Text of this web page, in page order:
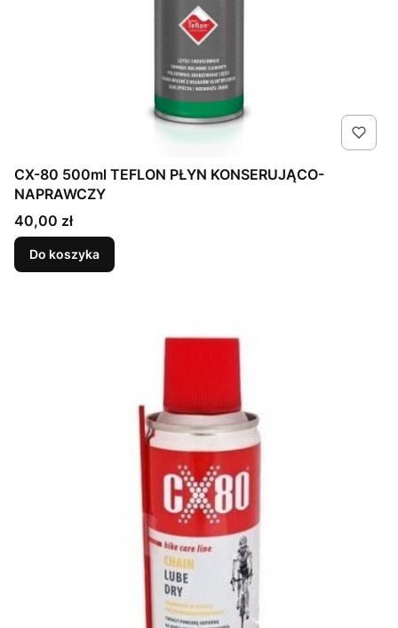
CX-80 500ml TEFLON PŁYN KONSERUJĄCO-
NAPRAWCZY
Cena
40,00 zł
Do koszyka